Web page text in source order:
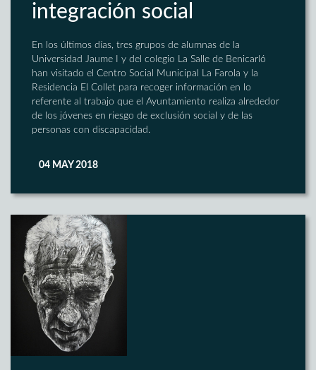
integración social
En los últimos días, tres grupos de alumnas de la
Universidad Jaume I y del colegio La Salle de Benicarló
han visitado el Centro Social Municipal La Farola y la
Residencia El Collet para recoger información en lo
referente al trabajo que el Ayuntamiento realiza alrededor
de los jóvenes en riesgo de exclusión social y de las
personas con discapacidad.
04 MAY 2018